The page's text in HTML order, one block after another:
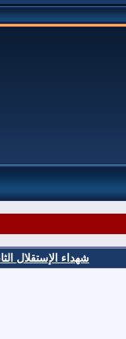
شهداء الإستقلال